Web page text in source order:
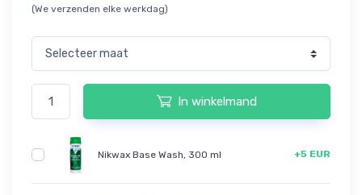
(We verzenden elke werkdag)
In winkelmand
Nikwax Base Wash, 300 ml +5 EUR